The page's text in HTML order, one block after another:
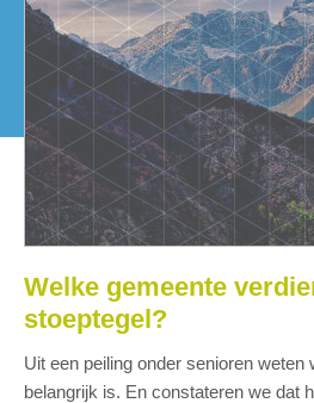
Welke gemeente
stoeptegel?
Uit een peiling onder senioren
belangrijk is. En constateren we dat